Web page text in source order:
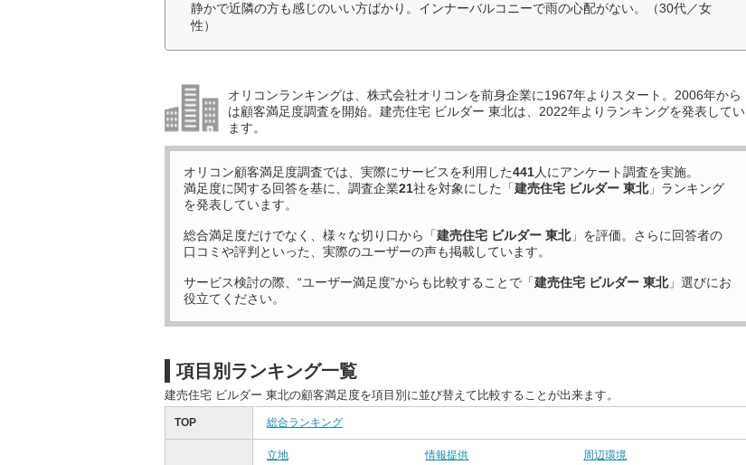
静かで近隣の方も感じのいい方ばかり。インナーバルコニーで雨の心配がない。（30代／女
性）
オリコンランキングは、株式会社オリコンを前身企業に1967年よりスタート。2006年から
は顧客満足度調査を開始。建売住宅 ビルダー 東北は、2022年よりランキングを発表してい
ます。
オリコン顧客満足度調査では、実際にサービスを利用した441人にアンケート調査を実施。
満足度に関する回答を基に、調査企業21社を対象にした「建売住宅 ビルダー 東北」ランキング
を発表しています。
総合満足度だけでなく、様々な切り口から「建売住宅 ビルダー 東北」を評価。さらに回答者の
口コミや評判といった、実際のユーザーの声も掲載しています。
サービス検討の際、“ユーザー満足度”からも比較することで「建売住宅 ビルダー 東北」選びにお
役立てください。
項目別ランキング一覧
建売住宅 ビルダー 東北の顧客満足度を項目別に並び替えて比較することが出来ます。
TOP 総合ランキング
立地 情報提供
周辺環境